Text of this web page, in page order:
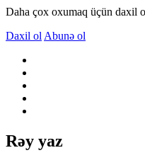
Daha çox oxumaq üçün daxil
Daxil ol Abunə ol
Rəy yaz